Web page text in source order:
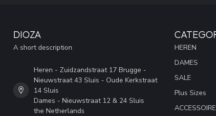
DIOZA
A short description
Heren - Zuidzandstraat 17 Brugge -
Nieuwstraat 43 Sluis - Oude Kerkstraat
14 Sluis
Dames - Nieuwstraat 12 & 24 Sluis
the Netherlands
HEREN
DAMES
SALE
Plus Sizes